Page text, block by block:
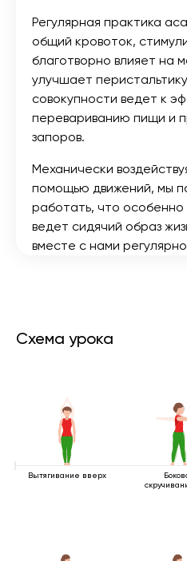
Регулярная практика
общий кровоток,
благотворно влияет на
улучшает
совокупности ведет к
перевариванию пищи и
запоров.
Механически
помощью движений, мы
работать, что особенно
ведет сидячий образ
вместе с нами
Схема урока
Вытягивание вверх